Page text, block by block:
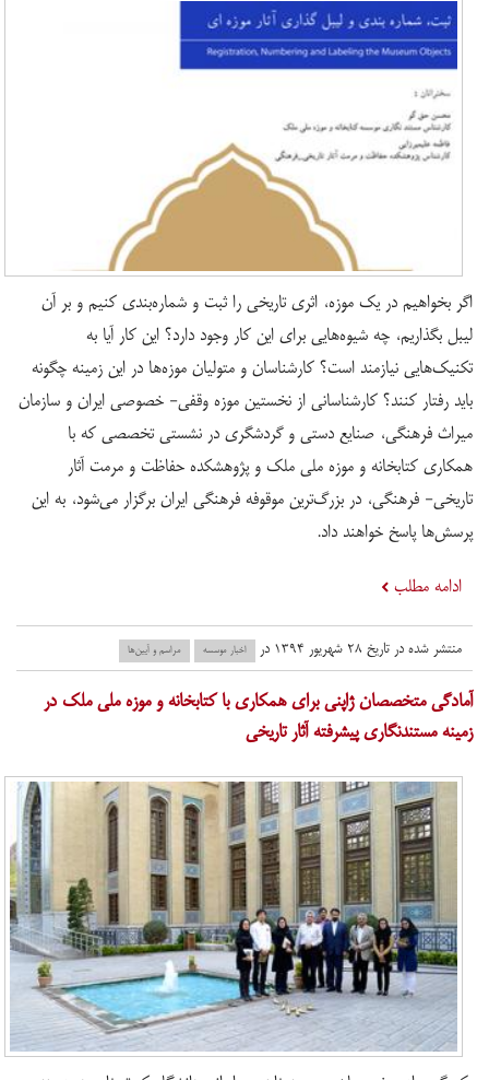
اگر بخواهیم در یک موزه، اثری تاریخی را ثبت و شماره‌بندی کنیم و بر آن
لیبل بگذاریم، چه شیوه‌هایی برای این کار وجود دارد؟ این کار آیا به
تکنیک‌هایی نیازمند است؟ کارشناسان و متولیان موزه‌ها در این زمینه چگونه
باید رفتار کنند؟ کارشناسانی از نخستین موزه وقفی- خصوصی ایران و سازمان
میراث فرهنگی، صنایع دستی و گردشگری در نشستی تخصصی که با
همکاری کتابخانه و موزه ملی ملک و پژوهشکده حفاظت و مرمت آثار
تاریخی- فرهنگی، در بزرگ‌ترین موقوفه فرهنگی ایران برگزار می‌شود، به این
پرسش‌ها پاسخ خواهند داد.
ادامه مطلب
منتشر شده در تاریخ ۲۸ شهریور ۱۳۹۴ در اخبار موسسه مراسم و آیین‌ها
آمادگی متخصصان ژاپنی برای همکاری با کتابخانه و موزه ملی ملک در
زمینه مستندنگاری پیشرفته آثار تاریخی